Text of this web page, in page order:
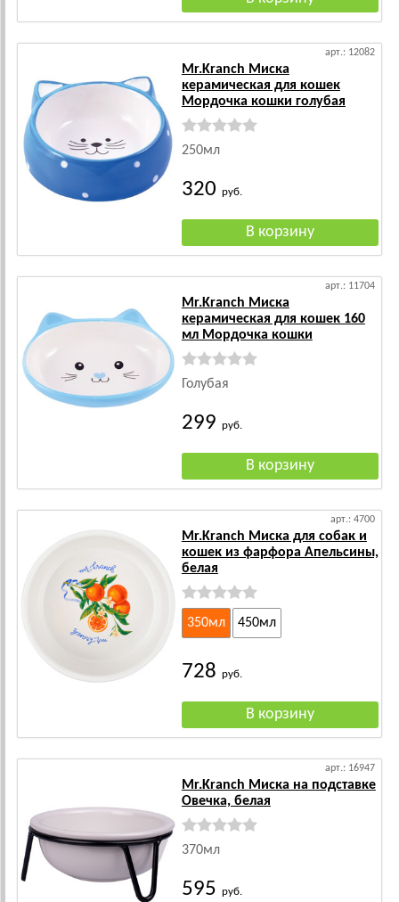
арт.: 12082
Mr.Kranch Миска
керамическая для кошек
Мордочка кошки голубая
250мл
320 руб.
арт.: 11704
Mr.Kranch Миска
керамическая для кошек 160
мл Мордочка кошки
Голубая
299 руб.
арт.: 4700
Mr.Kranch Миска для собак и
кошек из фарфора Апельсины,
белая
350мл 450мл
728 руб.
арт.: 16947
Mr.Kranch Миска на подставке
Овечка, белая
370мл
595 руб.